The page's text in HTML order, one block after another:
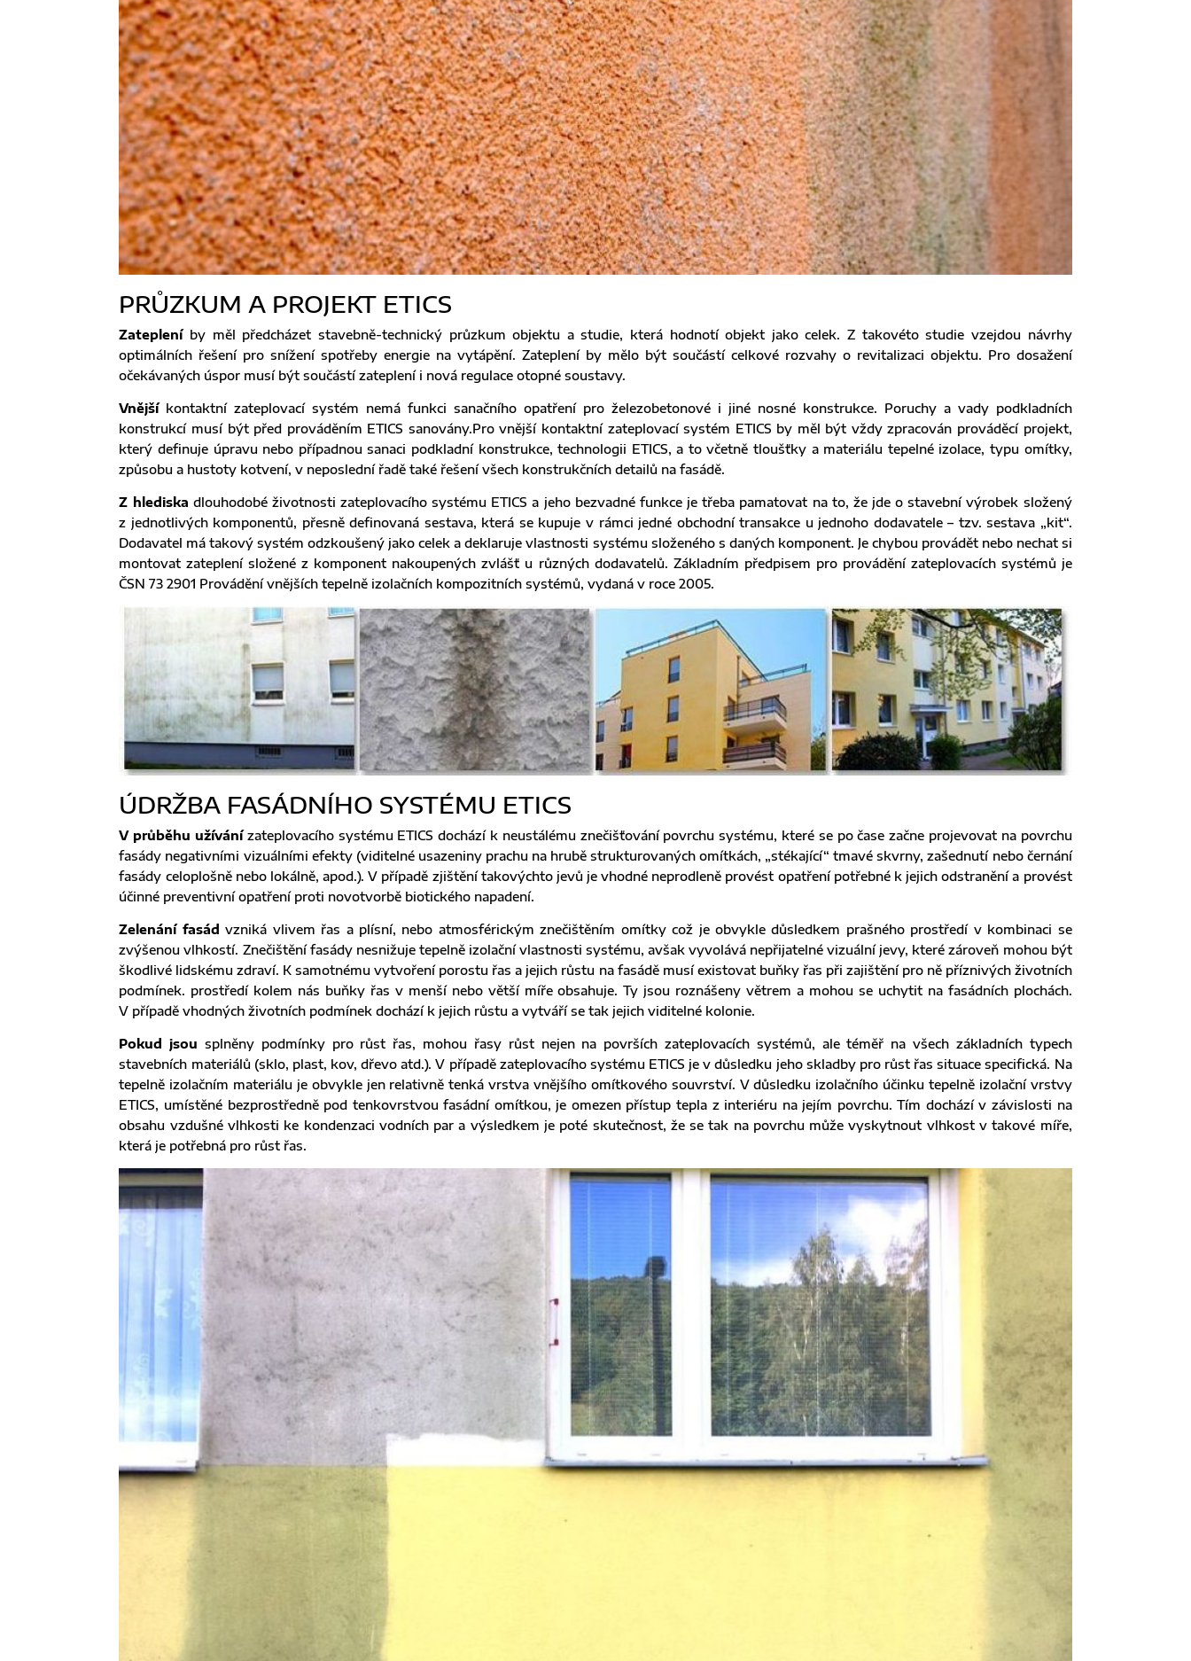
PRŮZKUM A PROJEKT ETICS
Zatepleníby měl předcházet stavebně-technický průzkum objektu a studie, která hodnotí objekt jako celek. Z takovéto studie vzejdou návrhy
optimálních řešení pro snížení spotřeby energie na vytápění. Zateplení by mělo být součástí celkové rozvahy o revitalizaci objektu. Pro dosažení
očekávaných úspor musí být součástí zateplení i nová regulace otopné soustavy.
Vnějšíkontaktní zateplovací systém nemá funkci sanačního opatření pro železobetonové i jiné nosné konstrukce. Poruchy a vady podkladních
konstrukcí musí být před prováděním ETICS sanovány.Pro vnější kontaktní zateplovací systém ETICS by měl být vždy zpracován prováděcí projekt,
který definuje úpravu nebo případnou sanaci podkladní konstrukce, technologii ETICS, a to včetně tloušťky a materiálu tepelné izolace, typu omítky,
způsobu a hustoty kotvení, v neposlední řadě také řešení všech konstrukčních detailů na fasádě.
Z hlediska dlouhodobé životnosti zateplovacího systému ETICS a jeho bezvadné funkce je třeba pamatovat na to, že jde o stavební výrobek složený
z jednotlivých komponentů, přesně definovaná sestava, která se kupuje v rámci jedné obchodní transakce u jednoho dodavatele – tzv. sestava „kit“.
Dodavatel má takový systém odzkoušený jako celek a deklaruje vlastnosti systému složeného s daných komponent. Je chybou provádět nebo nechat si
montovat zateplení složené z komponent nakoupených zvlášť u různých dodavatelů. Základním předpisem pro provádění zateplovacích systémů je
ČSN 73 2901 Provádění vnějších tepelně izolačních kompozitních systémů, vydaná v roce 2005.
ÚDRŽBA FASÁDNÍHO SYSTÉMU ETICS
V průběhu užívánízateplovacího systému ETICS dochází k neustálému znečišťování povrchu systému, které se po čase začne projevovat na povrchu
fasády negativními vizuálními efekty (viditelné usazeniny prachu na hrubě strukturovaných omítkách, „stékající“ tmavé skvrny, zašednutí nebo černání
fasády celoplošně nebo lokálně, apod.). V případě zjištění takovýchto jevů je vhodné neprodleně provést opatření potřebné k jejich odstranění a provést
účinné preventivní opatření proti novotvorbě biotického napadení.
Zelenání fasád vzniká vlivem řas a plísní, nebo atmosférickým znečištěním omítky což je obvykle důsledkem prašného prostředí v kombinaci se
zvýšenou vlhkostí. Znečištění fasády nesnižuje tepelně izolační vlastnosti systému, avšak vyvolává nepřijatelné vizuální jevy, které zároveň mohou být
škodlivé lidskému zdraví. K samotnému vytvoření porostu řas a jejich růstu na fasádě musí existovat buňky řas při zajištění pro ně příznivých životních
podmínek. prostředí kolem nás buňky řas v menší nebo větší míře obsahuje. Ty jsou roznášeny větrem a mohou se uchytit na fasádních plochách.
V případě vhodných životních podmínek dochází k jejich růstu a vytváří se tak jejich viditelné kolonie.
Pokud jsou splněny podmínky pro růst řas, mohou řasy růst nejen na površích zateplovacích systémů, ale téměř na všech základních typech
stavebních materiálů (sklo, plast, kov, dřevo atd.). V případě zateplovacího systému ETICS je v důsledku jeho skladby pro růst řas situace specifická. Na
tepelně izolačním materiálu je obvykle jen relativně tenká vrstva vnějšího omítkového souvrství. V důsledku izolačního účinku tepelně izolační vrstvy
ETICS, umístěné bezprostředně pod tenkovrstvou fasádní omítkou, je omezen přístup tepla z interiéru na jejím povrchu. Tím dochází v závislosti na
obsahu vzdušné vlhkosti ke kondenzaci vodních par a výsledkem je poté skutečnost, že se tak na povrchu může vyskytnout vlhkost v takové míře,
která je potřebná pro růst řas.